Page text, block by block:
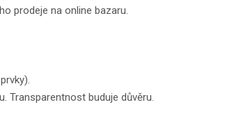
prodeje na online bazaru.
Transparentnost buduje důvěru.